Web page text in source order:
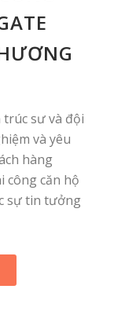
sư và đội
và yêu
hàng
công căn hộ
sự tin tưởng